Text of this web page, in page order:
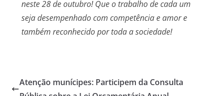
neste 28 de outubro! Que o trabalho de cada um
seja desempenhado com competência e amor e
também reconhecido por toda a sociedade!
Atenção munícipes: Participem da Consulta